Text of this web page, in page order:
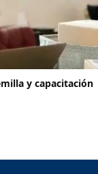
y capacitación